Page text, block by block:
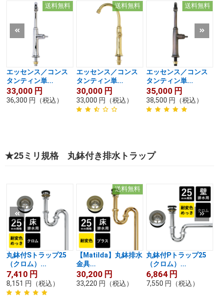
送料無料
エッセンス／コンス
タンティン単...
33,000 円
36,300 円 （税込）
送料無料
エッセンス／コンス
タンティン単...
30,000 円
33,000 円 （税込）
送料無料
エッセンス／コンス
タンティン単...
35,000 円
38,500 円 （税込）
★25ミリ規格 丸鉢付き排水トラップ
丸鉢付Sトラップ25
（クロム）...
7,410 円
8,151 円 （税込）
送料無料
【Matilda】丸鉢排水
金具...
30,200 円
33,220 円 （税込）
丸鉢付Pトラップ25
（クロム）...
6,864 円
7,550 円 （税込）